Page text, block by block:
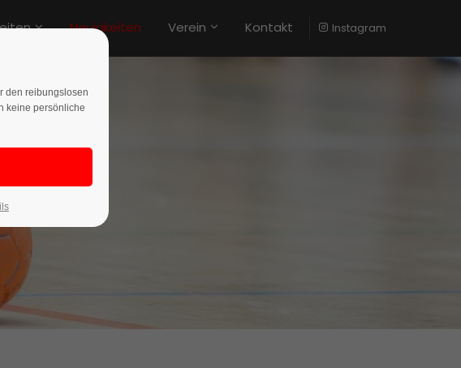
col3" existiert
leider nicht.
Instagram
Neuigkeiten Verein Kontakt
den reibungslosen
keine persönliche